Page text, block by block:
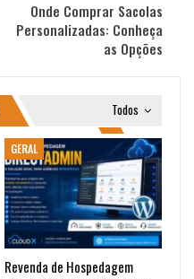
Onde Comprar Sacolas
Personalizadas: Conheça
as Opções
Todos
GERAL
Revenda de Hospedagem